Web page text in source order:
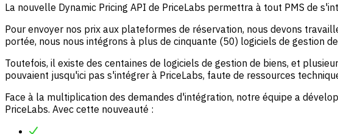
La nouvelle Dynamic Pricing API de PriceLabs permettra à tout PMS de
Pour envoyer nos prix aux plateformes de réservation, nous devons
portée, nous nous intégrons à plus de cinquante (50) logiciels de gestion
Toutefois, il existe des centaines de logiciels de gestion de biens, et
pouvaient jusqu'ici pas s'intégrer à PriceLabs, faute de ressources
Face à la multiplication des demandes d'intégration, notre équipe a
PriceLabs. Avec cette nouveauté :